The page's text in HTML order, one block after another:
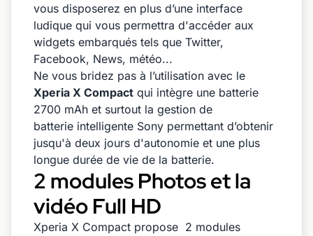
vous disposerez en plus d’une interface
ludique qui vous permettra d'accéder aux
widgets embarqués tels que Twitter,
Facebook, News, météo...
Ne vous bridez pas à l’utilisation avec le
Xperia X Compact qui intègre une batterie
2700 mAh et surtout la gestion de
batterie intelligente Sony permettant d’obtenir
jusqu'à deux jours d'autonomie et une plus
longue durée de vie de la batterie.
2 modules Photos et la
vidéo Full HD
Xperia X Compact propose 2 modules